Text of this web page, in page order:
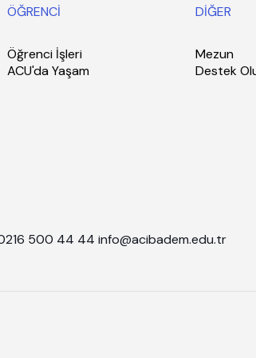
ÖĞRENCİ
Öğrenci İşleri
ACU'da Yaşam
DİĞER
Mezun
Destek
500 44 44 info@acibadem.edu.tr